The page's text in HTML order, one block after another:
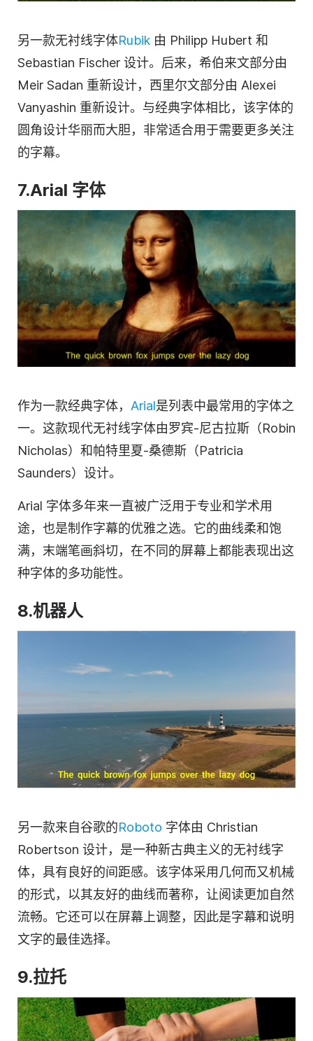
另一款无衬线字体Rubik 由 Philipp Hubert 和
Sebastian Fischer 设计。后来，希伯来文部分由
Meir Sadan 重新设计，西里尔文部分由 Alexei
Vanyashin 重新设计。与经典字体相比，该字体的
圆角设计华丽而大胆，非常适合用于需要更多关注
的字幕。
7.Arial 字体
作为一款经典字体， Arial是列表中最常用的字体之
一。这款现代无衬线字体由罗宾-尼古拉斯（Robin
Nicholas）和帕特里夏-桑德斯（Patricia
Saunders）设计。
Arial 字体多年来一直被广泛用于专业和学术用
途，也是制作字幕的优雅之选。它的曲线柔和饱
满，末端笔画斜切，在不同的屏幕上都能表现出这
种字体的多功能性。
8.机器人
另一款来自谷歌的Roboto 字体由 Christian
Robertson 设计，是一种新古典主义的无衬线字
体，具有良好的间距感。该字体采用几何而又机械
的形式，以其友好的曲线而著称，让阅读更加自然
流畅。它还可以在屏幕上调整，因此是字幕和说明
文字的最佳选择。
9.拉托